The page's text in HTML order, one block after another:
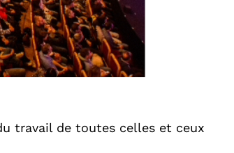
travail de toutes celles et ceux